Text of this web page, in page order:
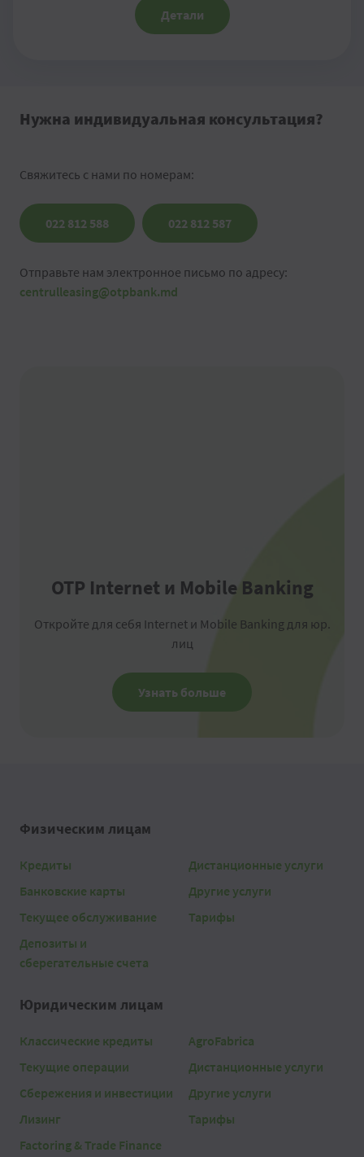
Детали
Нужна индивидуальная консультация?
Свяжитесь с нами по номерам:
022 812 588 022 812 587
Отправьте нам электронное письмо по адресу:
centrulleasing@otpbank.md
OTP Internet и Mobile Banking
Откройте для себя Internet и Mobile Banking для юр.
лиц
Узнать больше
Физическим лицам
Кредиты
Банковские карты
Текущее обслуживание
Депозиты и
сберегательные счета
Дистанционные услуги
Другие услуги
Тарифы
Юридическим лицам
Классические кредиты
Текущие операции
Сбережения и инвестиции
Лизинг
Factoring & Trade Finance
AgroFabrica
Дистанционные услуги
Другие услуги
Тарифы